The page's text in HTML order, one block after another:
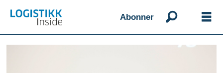
Abonner